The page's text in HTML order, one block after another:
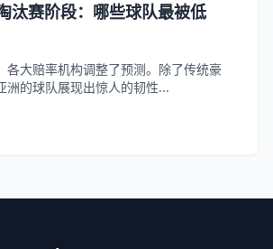
汰赛阶段：哪些球队最被低
各大赔率机构调整了预测。除了传统豪
洲的球队展现出惊人的韧性...